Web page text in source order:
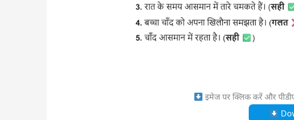
इमेज पर क्लिक करें और